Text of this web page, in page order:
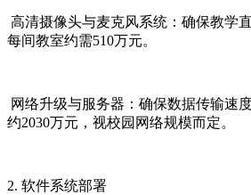
高清摄像头与麦克风系统：确保教学
每间教室约需510万元。
网络升级与服务器：确保数据传输速
约2030万元，视校园网络规模而定。
2. 软件系统部署